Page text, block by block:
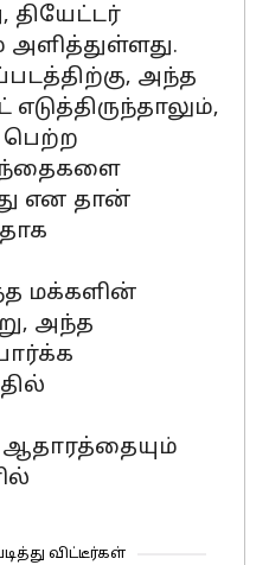
அளித்துள்ளது.
அந்த
பெற்ற
என தான்
மக்களின்
அந்த
விட்டீர்கள்